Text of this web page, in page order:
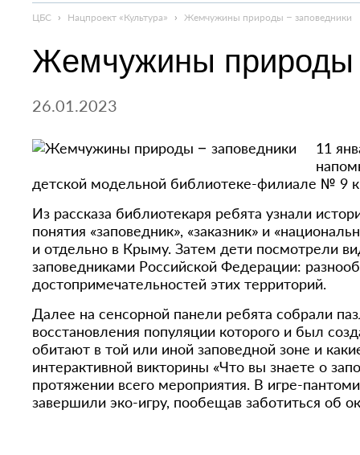
ЦБС › Нацпроект «Культура» › Жемчужины природы – заповедники
Жемчужины природы
26.01.2023
11
детской модельной библиотеке-филиале № 9
Из рассказа библиотекаря ребята узнали
понятия «заповедник», «заказник» и
и отдельно в Крыму. Затем дети посмотрели
заповедниками Российской Федерации:
достопримечательностей этих территорий.
Далее на сенсорной панели ребята собрали
восстановления популяции которого и был
обитают в той или иной заповедной зоне и
интерактивной викторины «Что вы знаете о
протяжении всего мероприятия. В игре-
завершили эко-игру, пообещав заботиться об